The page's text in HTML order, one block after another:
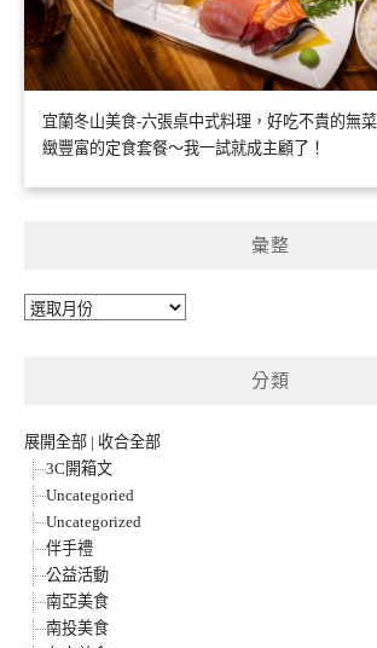
宜蘭冬山美食-六張桌中式料理，好吃不貴的無
緻豐富的定食套餐～我一試就成主顧了！
彙整
彙
分類
展開全部 | 收合全部
3C開箱文
Uncategoried
Uncategorized
伴手禮
公益活動
南亞美食
南投美食